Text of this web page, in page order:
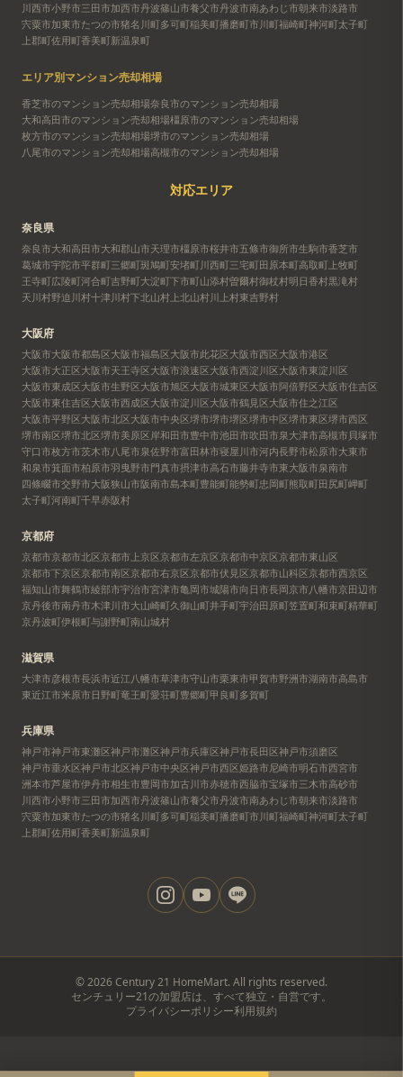
川西市小野市三田市加西市丹波篠山市養父市丹波市南あわじ市朝来市淡路市
宍粟市加東市たつの市猪名川町多可町稲美町播磨町市川町福崎町神河町太子町
上郡町佐用町香美町新温泉町
エリア別マンション売却相場
香芝市のマンション売却相場奈良市のマンション売却相場
大和高田市のマンション売却相場橿原市のマンション売却相場
枚方市のマンション売却相場堺市のマンション売却相場
八尾市のマンション売却相場高槻市のマンション売却相場
対応エリア
奈良県
奈良市大和高田市大和郡山市天理市橿原市桜井市五條市御所市生駒市香芝市
葛城市宇陀市平群町三郷町斑鳩町安堵町川西町三宅町田原本町高取町 上牧町
王寺町広陵町河合町吉野町大淀町下市町山添村曽爾村御杖村明日香村黒滝村
天川村野迫川村十津川村下北山村 上北山村川上村東吉野村
大阪府
大阪市大阪市都島区大阪市福島区大阪市此花区大阪市西区大阪市港区
大阪市大正区大阪市天王寺区大阪市浪速区大阪市西淀川区大阪市東淀川区
大阪市東成区大阪市生野区大阪市旭区大阪市城東区大阪市阿倍野区大阪市住吉区
大阪市東住吉区大阪市西成区大阪市淀川区大阪市鶴見区大阪市住之江区
大阪市平野区大阪市北区大阪市中央区堺市堺市堺区堺市中区堺市東区堺市西区
堺市南区堺市北区堺市美原区岸和田市豊中市池田市吹田市泉大津市高槻市 貝塚市
守口市枚方市茨木市八尾市泉佐野市富田林市寝屋川市河内長野市松原市大東市
和泉市箕面市柏原市羽曳野市門真市摂津市高石市藤井寺市東大阪市泉南市
四條畷市交野市大阪狭山市阪南市島本町豊能町能勢町忠岡町熊取町田尻町岬町
太子町河南町千早赤阪村
京都府
京都市京都市北区京都市上京区京都市左京区京都市中京区京都市東山区
京都市下京区京都市南区京都市右京区京都市伏見区京都市山科区京都市西京区
福知山市舞鶴市綾部市宇治市宮津市亀岡市城陽市向日市長岡京市八幡市京田辺市
京丹後市南丹市木津川市大山崎町久御山町井手町宇治田原町笠置町和束町精華町
京丹波町伊根町与謝野町南山城村
滋賀県
大津市彦根市長浜市近江八幡市草津市守山市栗東市甲賀市野洲市湖南市高島市
東近江市米原市日野町竜王町愛荘町豊郷町甲良町多賀町
兵庫県
神戸市神戸市東灘区神戸市灘区神戸市兵庫区神戸市長田区神戸市須磨区
神戸市垂水区神戸市北区神戸市中央区神戸市西区姫路市尼崎市明石市西宮市
洲本市芦屋市伊丹市相生市豊岡市加古川市赤穂市西脇市宝塚市三木市高砂市
川西市小野市三田市加西市丹波篠山市養父市丹波市南あわじ市朝来市淡路市
宍粟市加東市たつの市猪名川町多可町稲美町播磨町市川町福崎町神河町太子町
上郡町佐用町香美町新温泉町
©2026 Century 21 HomeMart. All rights reserved.
センチュリー21の加盟店は、すべて独立・自営です。
プライバシーポリシー利用規約